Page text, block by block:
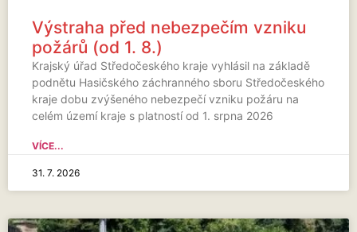
Výstraha před nebezpečím vzniku
požárů (od 1. 8.)
Krajský úřad Středočeského kraje vyhlásil na základě
podnětu Hasičského záchranného sboru Středočeského
kraje dobu zvýšeného nebezpečí vzniku požáru na
celém území kraje s platností od 1. srpna 2026
VÍCE...
31. 7. 2026